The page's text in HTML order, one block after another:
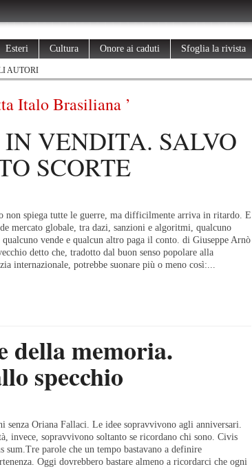
Esteri Cultura Onore ai caduti Sfoglia la rivista
AUTORI
Italo Brasiliana ’
VENDITA. SALVO
SCORTE
non spiega tutte le guerre, ma difficilmente arriva in ritardo. E
mercato globale, tra dazi, sanzioni e algoritmi, qualcuno
qualcuno vende e qualcun altro paga il conto. di Giuseppe Arnò
detto che, tradotto dal buon senso popolare alla
internazionale, potrebbe suonare più o meno così:...
della memoria.
specchio
senza Oriana Fallaci. Le idee sopravvivono agli anniversari.
invece, sopravvivono soltanto se ricordano chi sono. Civis
sum.Tre parole che un tempo bastavano a definire
Oggi dovrebbero bastare almeno a ricordarci che ogni